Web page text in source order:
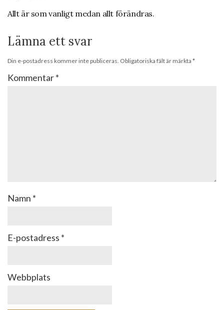
Allt är som vanligt medan allt förändras.
Lämna ett svar
Din e-postadress kommer inte publiceras. Obligatoriska fält är märkta *
Kommentar*
Namn *
E-postadress *
Webbplats